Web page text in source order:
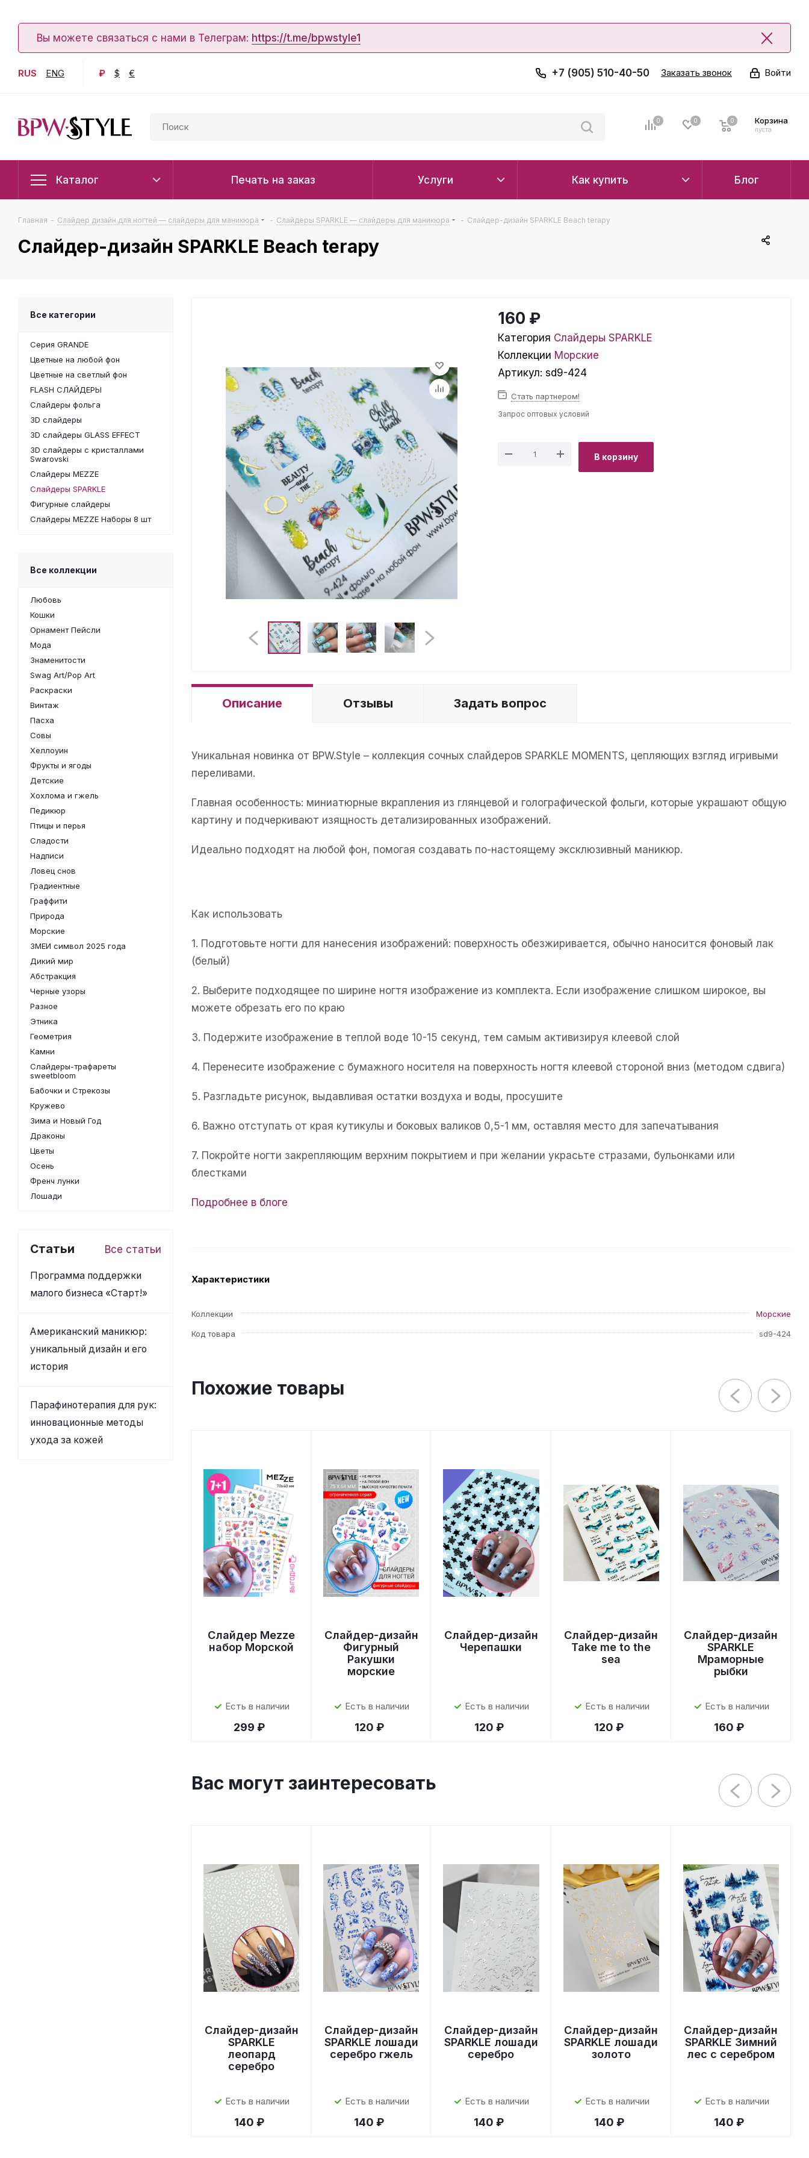
Вы можете связаться с нами в Телеграм: https://t.me/bpwstyle1
RUS ENG ₽ $ € Войти
+7 (905) 510-40-50 Заказать звонок
0 0 Корзина
0
пуста
0
Каталог Печать на заказ Услуги Как купить Блог
Главная - Слайдер дизайн для ногтей — слайдеры для маникюра - Слайдеры SPARKLE — слайдеры для маникюра - Слайдер-дизайн SPARKLE Beach terapy
Слайдер-дизайн SPARKLE Beach terapy
160 ₽
Категория Слайдеры SPARKLE
Коллекции Морские
Артикул: sd9-424
Стать партнером!
Запрос оптовых условий
В корзину
Описание Отзывы Задать вопрос
Уникальная новинка от BPW.Style – коллекция сочных слайдеров SPARKLE MOMENTS, цепляющих взгляд игривыми
переливами.
Главная особенность: миниатюрные вкрапления из глянцевой и голографической фольги, которые украшают общую
картину и подчеркивают изящность детализированных изображений.
Идеально подходят на любой фон, помогая создавать по-настоящему эксклюзивный маникюр.
Как использовать
1. Подготовьте ногти для нанесения изображений: поверхность обезжиривается, обычно наносится фоновый лак
(белый)
2. Выберите подходящее по ширине ногтя изображение из комплекта. Если изображение слишком широкое, вы
можете обрезать его по краю
3. Подержите изображение в теплой воде 10-15 секунд, тем самым активизируя клеевой слой
4. Перенесите изображение с бумажного носителя на поверхность ногтя клеевой стороной вниз (методом сдвига)
5. Разгладьте рисунок, выдавливая остатки воздуха и воды, просушите
6. Важно отступать от края кутикулы и боковых валиков 0,5-1 мм, оставляя место для запечатывания
7. Покройте ногти закрепляющим верхним покрытием и при желании украсьте стразами, бульонками или
блестками
Подробнее в блоге
Характеристики
Коллекции Морские
Код товара sd9-424
Похожие товары
Слайдер Mezze
набор Морской
Есть в наличии
299 ₽
Слайдер-дизайн
Фигурный
Ракушки
морские
Есть в наличии
120 ₽
Слайдер-дизайн
Черепашки
Есть в наличии
120 ₽
Слайдер-дизайн
Take me to the
sea
Есть в наличии
120 ₽
Слайдер-дизайн
SPARKLE
Мраморные
рыбки
Есть в наличии
160 ₽
Вас могут заинтересовать
Слайдер-дизайн
SPARKLE
леопард
серебро
Есть в наличии
140 ₽
Слайдер-дизайн
SPARKLE лошади
серебро гжель
Есть в наличии
140 ₽
Слайдер-дизайн
SPARKLE лошади
серебро
Есть в наличии
140 ₽
Слайдер-дизайн
SPARKLE лошади
золото
Есть в наличии
140 ₽
Слайдер-дизайн
SPARKLE Зимний
лес с серебром
Есть в наличии
140 ₽
Все категории
Серия GRANDE
Цветные на любой фон
Цветные на светлый фон
FLASH СЛАЙДЕРЫ
Слайдеры фольга
3D слайдеры
3D слайдеры GLASS EFFECT
3D слайдеры с кристаллами
Swarovski
Слайдеры MEZZE
Слайдеры SPARKLE
Фигурные слайдеры
Слайдеры MEZZE Наборы 8 шт
Все коллекции
Любовь
Кошки
Орнамент Пейсли
Мода
Знаменитости
Swag Art/Pop Art
Раскраски
Винтаж
Пасха
Совы
Хеллоуин
Фрукты и ягоды
Детские
Хохлома и гжель
Педикюр
Птицы и перья
Сладости
Надписи
Ловец снов
Градиентные
Граффити
Природа
Морские
ЗМЕИ символ 2025 года
Дикий мир
Абстракция
Черные узоры
Разное
Этника
Геометрия
Камни
Слайдеры-трафареты
sweetbloom
Бабочки и Стрекозы
Кружево
Зима и Новый Год
Драконы
Цветы
Осень
Френч лунки
Лошади
Статьи Все статьи
Программа поддержки
малого бизнеса «Старт!»
Американский маникюр:
уникальный дизайн и его
история
Парафинотерапия для рук:
инновационные методы
ухода за кожей